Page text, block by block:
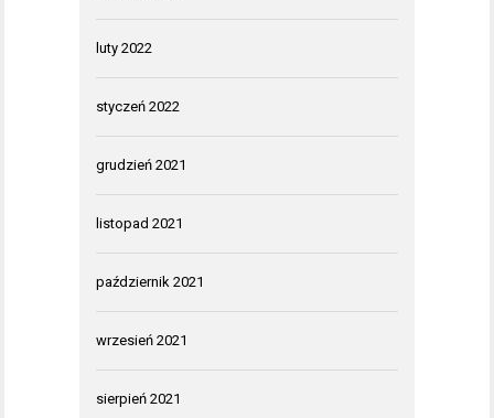
luty 2022
styczeń 2022
grudzień 2021
listopad 2021
październik 2021
wrzesień 2021
sierpień 2021